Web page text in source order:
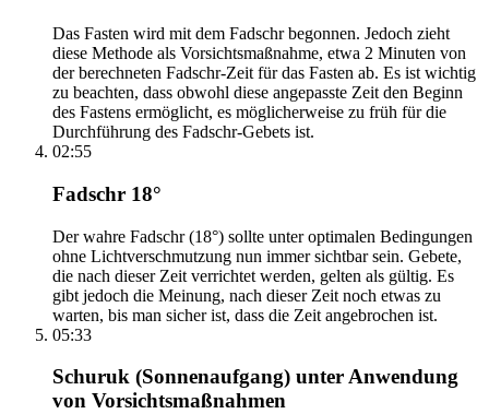
Das Fasten wird mit dem Fadschr begonnen. Jedoch zieht
diese Methode als Vorsichtsmaßnahme, etwa 2 Minuten von
der berechneten Fadschr-Zeit für das Fasten ab. Es ist wichtig
zu beachten, dass obwohl diese angepasste Zeit den Beginn
des Fastens ermöglicht, es möglicherweise zu früh für die
Durchführung des Fadschr-Gebets ist.
02:55
Fadschr 18°
Der wahre Fadschr (18°) sollte unter optimalen Bedingungen
ohne Lichtverschmutzung nun immer sichtbar sein. Gebete,
die nach dieser Zeit verrichtet werden, gelten als gültig. Es
gibt jedoch die Meinung, nach dieser Zeit noch etwas zu
warten, bis man sicher ist, dass die Zeit angebrochen ist.
05:33
Schuruk (Sonnenaufgang) unter Anwendung
von Vorsichtsmaßnahmen